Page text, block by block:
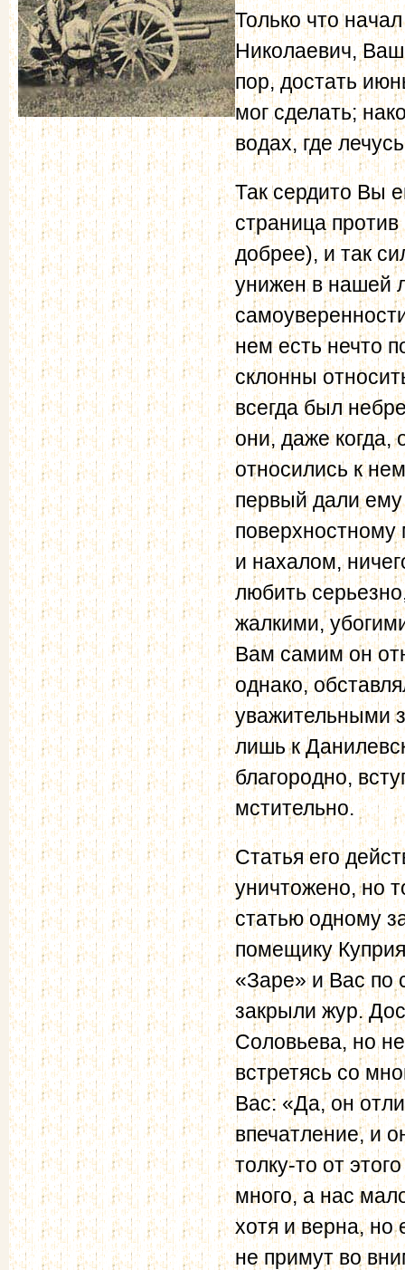
Только что
Николаевич, Ваш
пор, достать
мог сделать;
водах, где
Так сердито Вы
страница
добрее), и так
унижен в нашей
нем есть нечто
склонны
всегда был
они, даже когда,
относились к
первый дали ему
и нахалом,
любить
жалкими,
Вам самим он
однако,
уважительными
лишь к
благородно,
мстительно.
Статья его
уничтожено, но
статью одному
помещику
«Заре» и Вас по
закрыли жур.
Соловьева, но
встретясь со
Вас: «Да, он
впечатление, и
толку-то от
много, а нас
хотя и верна, но
не примут во